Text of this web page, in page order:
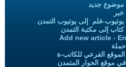
موضوع جديد
يوتيوب-فلم إلى يوتيوب التمدن
كتاب إلى مكتبة التمدن
Add new article -
الفرعي للكاتب-ة
موقع الحوار المتمدن